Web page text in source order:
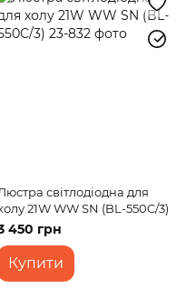
світлодіодна для
21W WW SN (BL-550C/3)
450 грн
Купити